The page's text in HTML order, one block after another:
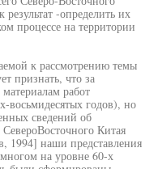
-определить их
процессе на территории
к рассмотрению темы
признать, что за
работ
восьмидесятых годов), но
сведений об
Китая
наши представления
на уровне 60-х